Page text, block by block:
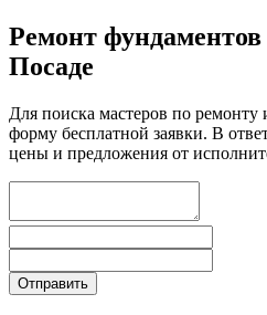
Ремонт
Посаде
Для поиска мастеров по ремонту
форму бесплатной заявки. В
цены и предложения от